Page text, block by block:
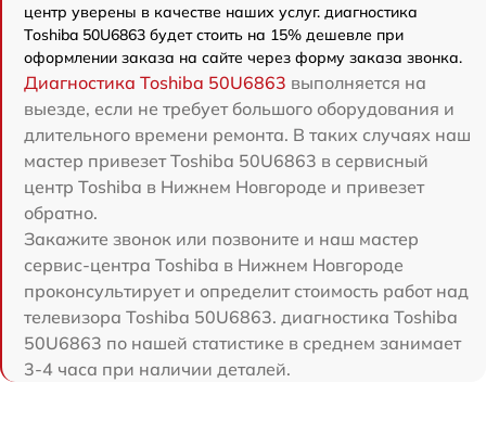
центр уверены в качестве наших услуг. диагностика
Toshiba 50U6863 будет стоить на 15% дешевле при
оформлении заказа на сайте через форму заказа звонка.
Диагностика Toshiba 50U6863 выполняется на
выезде, если не требует большого оборудования и
длительного времени ремонта. В таких случаях наш
мастер привезет Toshiba 50U6863 в сервисный
центр Toshiba в Нижнем Новгороде и привезет
обратно.
Закажите звонок или позвоните и наш мастер
сервис-центра Toshiba в Нижнем Новгороде
проконсультирует и определит стоимость работ над
телевизора Toshiba 50U6863. диагностика Toshiba
50U6863 по нашей статистике в среднем занимает
3-4 часа при наличии деталей.